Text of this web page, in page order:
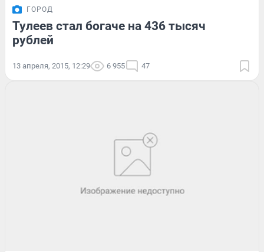
ГОРОД
Тулеев стал богаче на 436 тысяч
рублей
13 апреля, 2015, 12:29 6 955 47